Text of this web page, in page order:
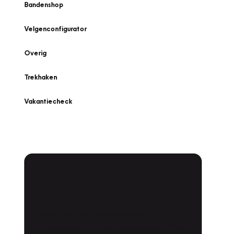
Bandenshop
Velgenconfigurator
Overig
Trekhaken
Vakantiecheck